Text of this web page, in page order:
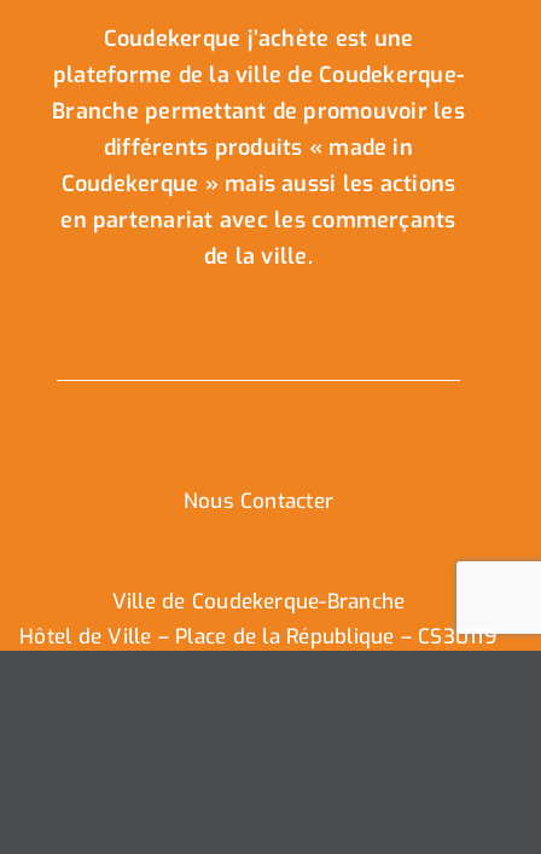
Coudekerque j’achète est une
plateforme de la ville de Coudekerque-
Branche permettant de promouvoir les
différents produits « made in
Coudekerque » mais aussi les actions
en partenariat avec les commerçants
de la ville.
Nous Contacter
Ville de Coudekerque-Branche
Hôtel de Ville – Place de la République – CS30119